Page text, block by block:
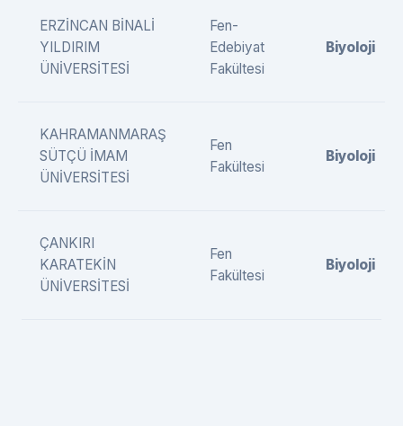
ERZİNCAN BİNALİ
YILDIRIM
ÜNİVERSİTESİ
Fen-
Edebiyat
Fakültesi
Biyoloji
KAHRAMANMARAŞ
SÜTÇÜ İMAM
ÜNİVERSİTESİ
Fen
Fakültesi
Biyoloji
ÇANKIRI
KARATEKİN
ÜNİVERSİTESİ
Fen
Fakültesi
Biyoloji